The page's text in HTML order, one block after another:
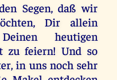
Segen, daß wir
Dir allein
heutigen
zu feiern! Und so
in uns noch sehr